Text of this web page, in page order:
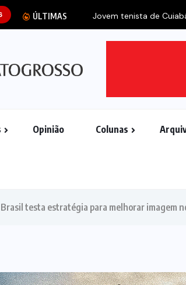
ÚLTIMAS
Opinião Colunas
Brasil testa estratégia para melhorar imagem